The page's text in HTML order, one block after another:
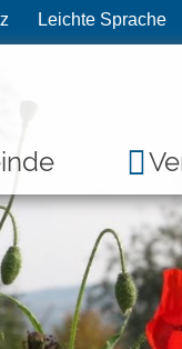
Leichte Sprache